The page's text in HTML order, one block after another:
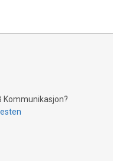
Kommunikasjon?